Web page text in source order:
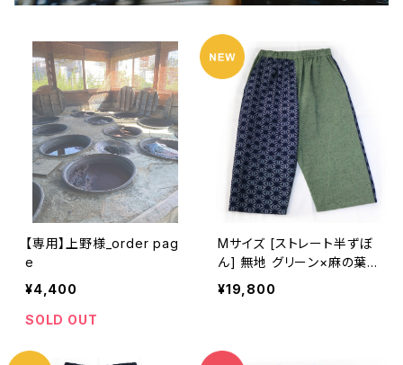
【専用】上野様_order pag
e
¥4,400
SOLD OUT
Mサイズ [ストレート半ずぼ
ん] 無地 グリーン×麻の葉
（紺）※柄部分：手織り久留
米絣使用 池田絣工房
¥19,800